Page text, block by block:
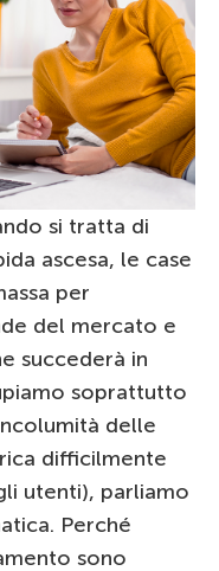
si tratta di
ascesa, le case
per
del mercato e
succederà in
soprattutto
delle
difficilmente
utenti), parliamo
Perché
sono